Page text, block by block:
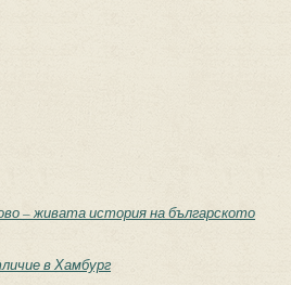
– живата история на българското
в Хамбург